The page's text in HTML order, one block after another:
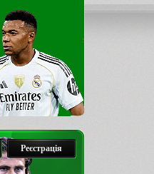
Реєстрація